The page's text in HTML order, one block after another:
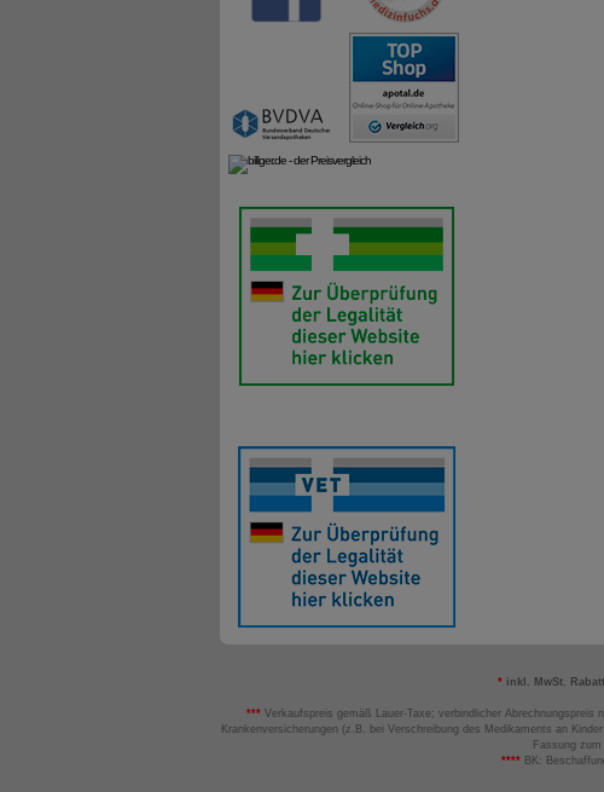
* inkl. MwSt.
*** Verkaufspreis gemäß Lauer-Taxe; verbindlicher
Krankenversicherungen (z.B. bei Verschreibung des Medikaments an
Fassung
**** BK: